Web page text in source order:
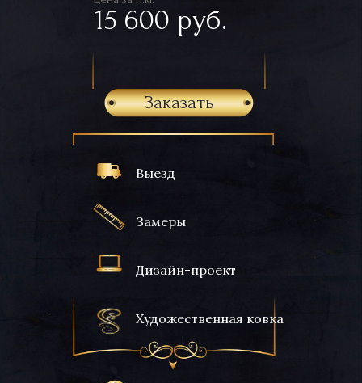
Выезд
Замеры
Дизайн-проект
Художественная ковка
15 600 руб.
Заказать